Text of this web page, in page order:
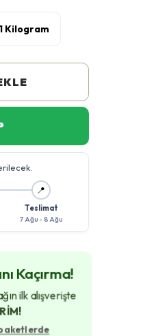
1 Kilogram
🚚
📍
Teslimat
7 Ağu - 8 Ağu
Kaçırma!
ilk alışverişte